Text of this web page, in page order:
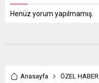
Henüz yorum yapılmamış.
Anasayfa
ÖZEL HABER